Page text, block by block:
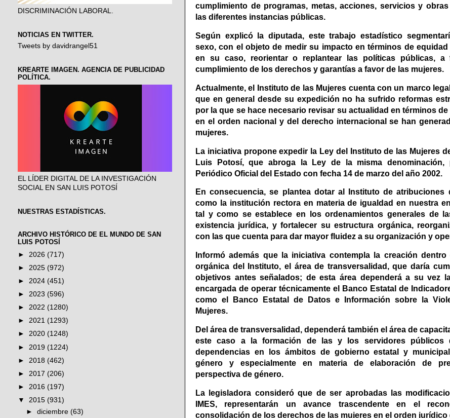
cumplimiento de programas, metas, acciones, servicios y
las diferentes instancias públicas.
Según explicó la diputada, este trabajo estadístico
sexo, con el objeto de medir su impacto en términos de equidad
en su caso, reorientar o replantear las políticas públicas, a
cumplimiento de los derechos y garantías a favor de las mujeres.
Actualmente, el Instituto de las Mujeres cuenta con un marco
que en general desde su expedición no ha sufrido reformas
por la que se hace necesario revisar su actualidad en términos
en el orden nacional y del derecho internacional se han
mujeres.
La iniciativa propone expedir la Ley del Instituto de las Mujeres
Luis Potosí, que abroga la Ley de la misma denominación,
Periódico Oficial del Estado con fecha 14 de marzo del año 2002.
En consecuencia, se plantea dotar al Instituto de atribuciones
como la institución rectora en materia de igualdad en nuestra
tal y como se establece en los ordenamientos generales de
existencia jurídica, y fortalecer su estructura orgánica,
con las que cuenta para dar mayor fluidez a su organización y
Informó además que la iniciativa contempla la creación
orgánica del Instituto, el área de transversalidad, que daría
objetivos antes señalados; de esta área dependerá a su vez
encargada de operar técnicamente el Banco Estatal de
como el Banco Estatal de Datos e Información sobre la
Mujeres.
Del área de transversalidad, dependerá también el área de
este caso a la formación de las y los servidores públicos
dependencias en los ámbitos de gobierno estatal y
género y especialmente en materia de elaboración de
perspectiva de género.
La legisladora consideró que de ser aprobadas las
IMES, representarán un avance trascendente en el
consolidación de los derechos de las mujeres en el orden jurídico
DISCRIMINACIÓN LABORAL.
NOTICIAS EN TWITTER.
Tweets by davidrangel51
KREARTE IMAGEN. AGENCIA DE PUBLICIDAD
POLÍTICA.
EL LÍDER DIGITAL DE LA INVESTIGACIÓN
SOCIAL EN SAN LUIS POTOSÍ
NUESTRAS ESTADÍSTICAS.
ARCHIVO HISTÓRICO DE EL MUNDO DE SAN
LUIS POTOSÍ
► 2026 (717)
► 2025 (972)
► 2024 (451)
► 2023 (596)
► 2022 (1280)
► 2021 (1293)
► 2020 (1248)
► 2019 (1224)
► 2018 (462)
► 2017 (206)
► 2016 (197)
▼ 2015 (931)
►diciembre(63)